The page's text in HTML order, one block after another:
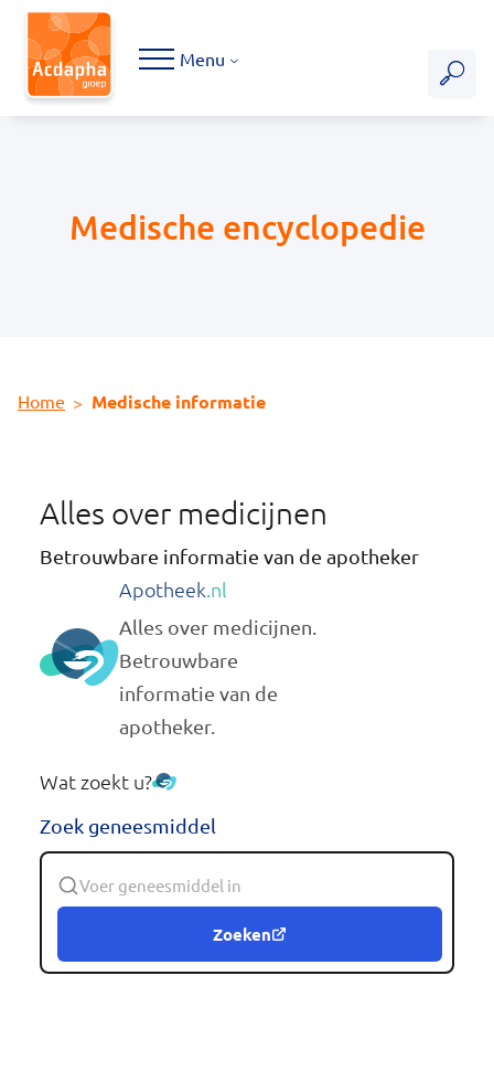
Hoofdmenu
Menu
Home Medische informatie
Medische encyclopedie
Alles over medicijnen
Betrouwbare informatie van de apotheker
Apotheek.nl
Alles over medicijnen.
Betrouwbare
informatie van de
apotheker.
Wat zoekt u?
Zoek geneesmiddel
Zoeken